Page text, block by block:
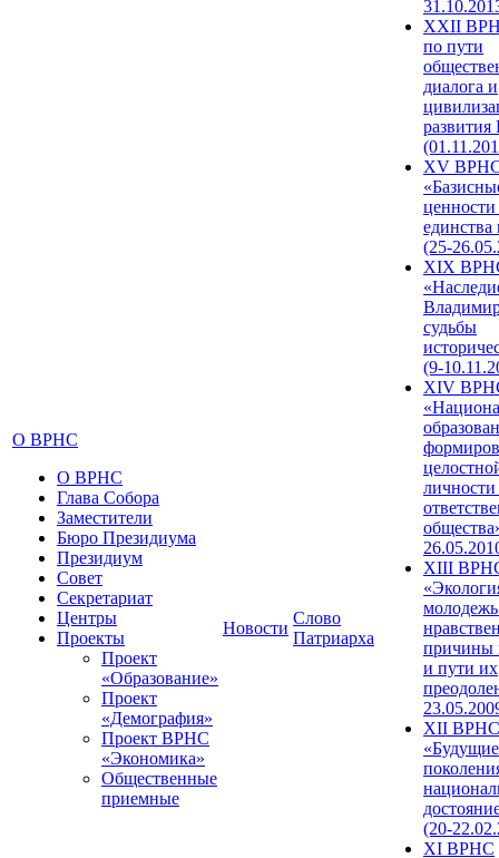
О ВРНС
О ВРНС
Глава Собора
Заместители
Бюро Президиума
Президиум
Совет
Секретариат
Центры
Проекты
Проект
«Образование»
Проект
«Демография»
Проект ВРНС
«Экономика»
Общественные
приемные
Новости
Слово
Патриарха
XXII
по пути
диалога и
развития
XV
единства
(25-
XIX
судьбы
(9-
XIV
XIII
причины
и пути их
XII ВРНС
«Будущие
(20-
XI ВРНС